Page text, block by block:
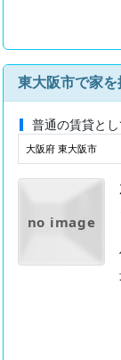
東大阪市で家を
普通の賃貸と
大阪府 東大阪市
no image